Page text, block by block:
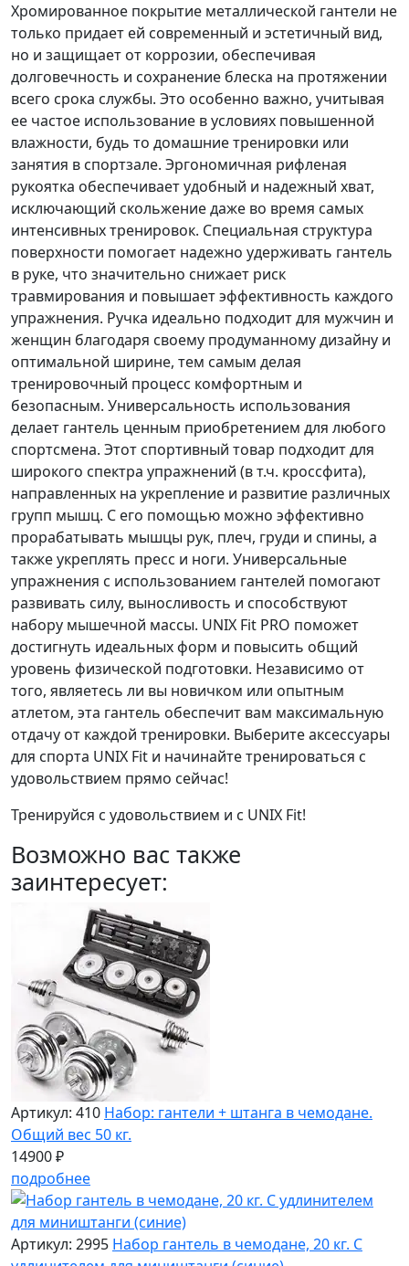
Хромированное покрытие металлической гантели не
только придает ей современный и эстетичный вид,
но и защищает от коррозии, обеспечивая
долговечность и сохранение блеска на протяжении
всего срока службы. Это особенно важно, учитывая
ее частое использование в условиях повышенной
влажности, будь то домашние тренировки или
занятия в спортзале. Эргономичная рифленая
рукоятка обеспечивает удобный и надежный хват,
исключающий скольжение даже во время самых
интенсивных тренировок. Специальная структура
поверхности помогает надежно удерживать гантель
в руке, что значительно снижает риск
травмирования и повышает эффективность каждого
упражнения. Ручка идеально подходит для мужчин и
женщин благодаря своему продуманному дизайну и
оптимальной ширине, тем самым делая
тренировочный процесс комфортным и
безопасным. Универсальность использования
делает гантель ценным приобретением для любого
спортсмена. Этот спортивный товар подходит для
широкого спектра упражнений (в т.ч. кроссфита),
направленных на укрепление и развитие различных
групп мышц. С его помощью можно эффективно
прорабатывать мышцы рук, плеч, груди и спины, а
также укреплять пресс и ноги. Универсальные
упражнения с использованием гантелей помогают
развивать силу, выносливость и способствуют
набору мышечной массы. UNIX Fit PRO поможет
достигнуть идеальных форм и повысить общий
уровень физической подготовки. Независимо от
того, являетесь ли вы новичком или опытным
атлетом, эта гантель обеспечит вам максимальную
отдачу от каждой тренировки. Выберите аксессуары
для спорта UNIX Fit и начинайте тренироваться с
удовольствием прямо сейчас!
Тренируйся с удовольствием и с UNIX Fit!
Возможно вас также
заинтересует:
Артикул: 410 Набор: гантели + штанга в чемодане.
Общий вес 50 кг.
14900 ₽
подробнее
Артикул: 2995 Набор гантель в чемодане, 20 кг. С